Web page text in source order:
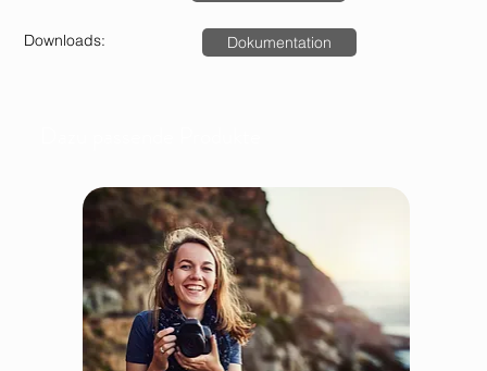
Downloads: Dokumentation